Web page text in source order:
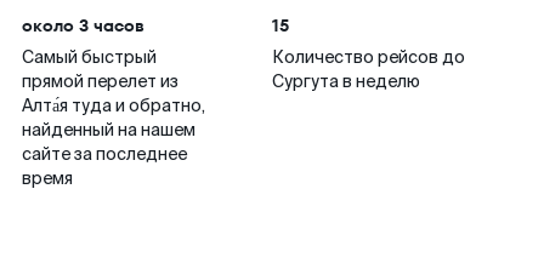
около 3 часов
Самый быстрый
прямой перелет из
Алта́я туда и обратно,
найденный на нашем
сайте за последнее
время
15
Количество рейсов до
Сургута в неделю